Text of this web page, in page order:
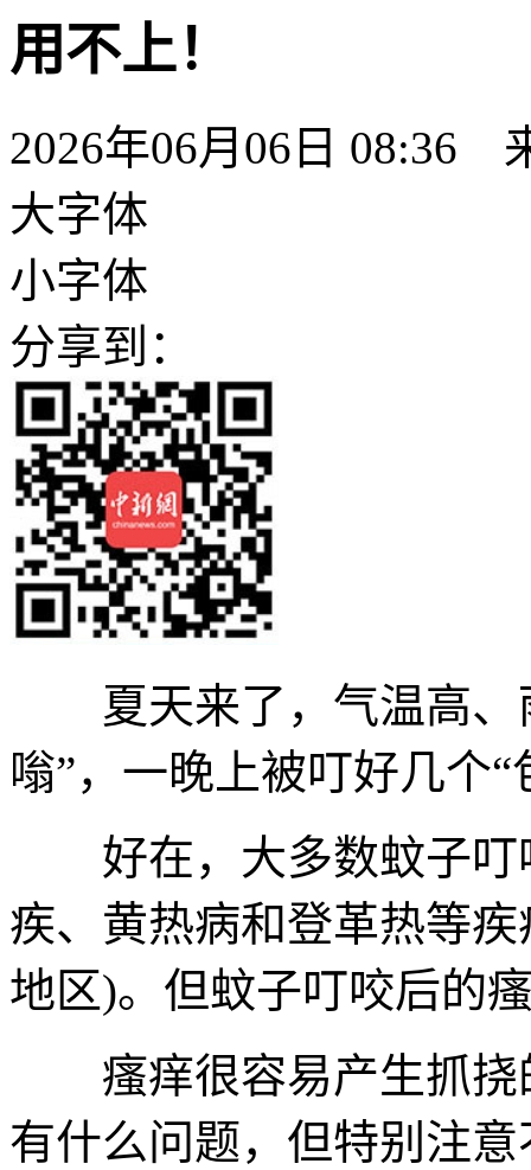
用不上！
2026年06月06日 08:36
大字体
小字体
分享到：
夏天来了，气温高、
嗡”，一晚上被叮好几个
好在，大多数蚊子叮
疾、黄热病和登革热等
地区)。但蚊子叮咬后的
瘙痒很容易产生抓挠
有什么问题，但特别注